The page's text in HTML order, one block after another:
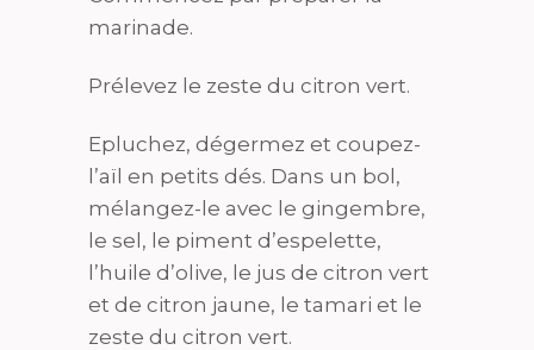
marinade.
Prélevez le zeste du citron vert.
Epluchez, dégermez et coupez-
l’aïl en petits dés. Dans un bol,
mélangez-le avec le gingembre,
le sel, le piment d’espelette,
l’huile d’olive, le jus de citron vert
et de citron jaune, le tamari et le
zeste du citron vert.